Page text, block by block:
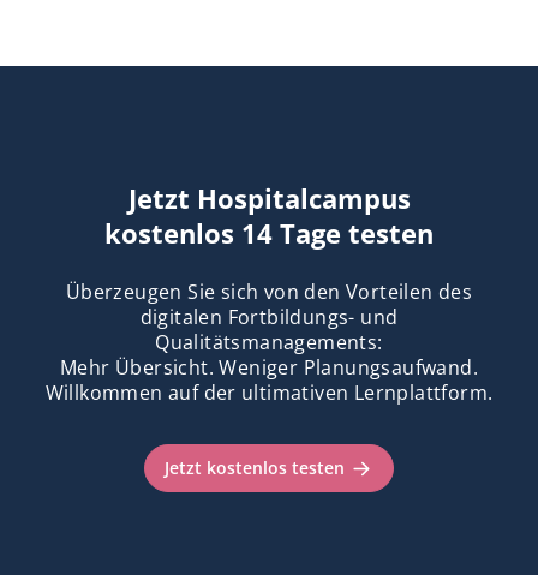
Jetzt Hospitalcampus
kostenlos 14 Tage testen
Überzeugen Sie sich von den Vorteilen des
digitalen Fortbildungs- und
Qualitätsmanagements:
Mehr Übersicht. Weniger Planungsaufwand.
Willkommen auf der ultimativen Lernplattform.
Jetzt kostenlos testen